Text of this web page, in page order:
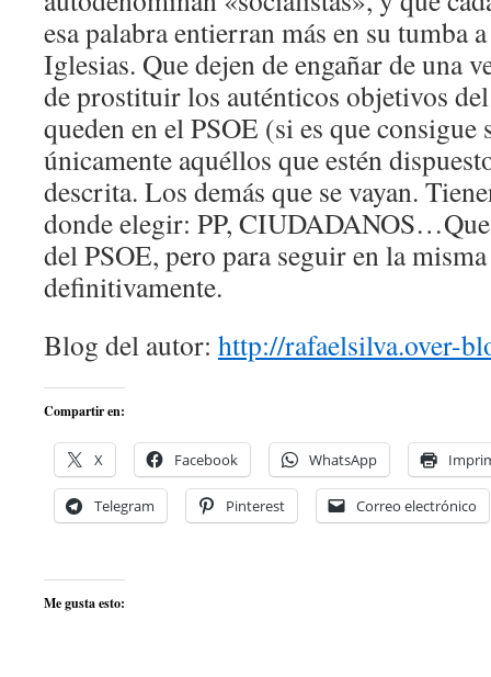
esa palabra entierran más en su tumba
Iglesias. Que dejen de engañar de una
de prostituir los auténticos objetivos
queden en el PSOE (si es que
únicamente aquéllos que estén
descrita. Los demás que se vayan.
donde elegir: PP,
del PSOE, pero para seguir en la
definitivamente.
Blog del autor: http://rafaelsilva.over-
Compartir en:
X Facebook WhatsApp
Telegram Pinterest Correo electrónico
Me gusta esto: